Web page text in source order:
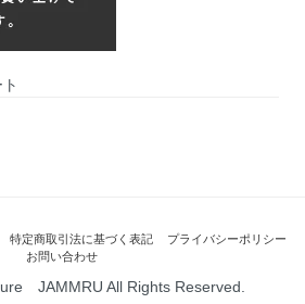
特定商取引法に基づく表記
プライバシーポリシー
お問い合わせ
JAMMRU All Rights Reserved.